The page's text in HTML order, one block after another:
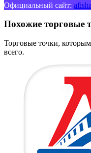
Официальный сайт:
Похожие торговые
Торговые точки,
всего.